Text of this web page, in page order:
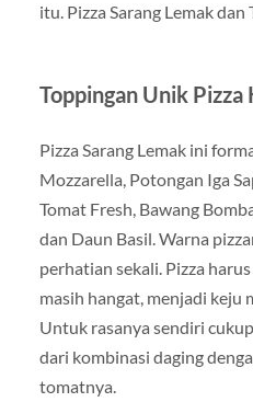
itu. Pizza Sarang Lemak
Toppingan Unik Pizza
Pizza Sarang Lemak ini
Mozzarella, Potongan Iga
Tomat Fresh, Bawang
dan Daun Basil. Warna
perhatian sekali. Pizza
masih hangat, menjadi keju
Untuk rasanya sendiri
dari kombinasi daging
tomatnya.